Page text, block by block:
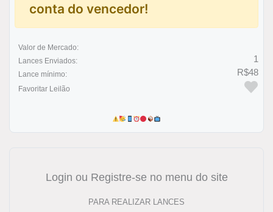
conta do vencedor!
Valor de Mercado:
Lances Enviados:
1
Lance mínimo: R$48
Favoritar Leilão
Login ou Registre-se no menu do site
PARA REALIZAR LANCES